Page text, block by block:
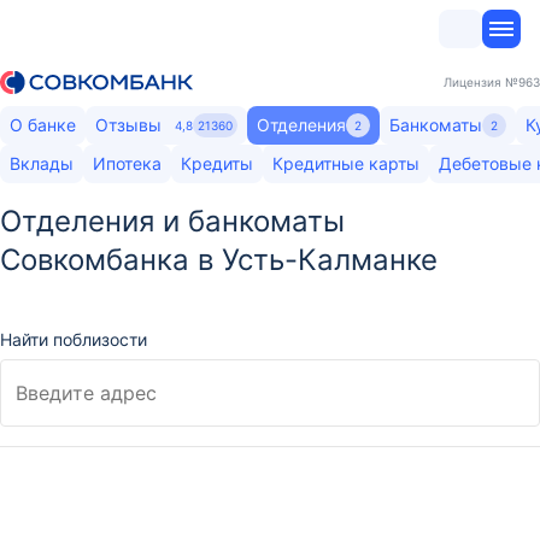
Лицензия №963
О банке Отзывы 4,8 21360 Отделения 2 Банкоматы 2
Вклады
Ипотека Кредиты Кредитные карты Дебетовые
Отделения и банкоматы
Совкомбанка в Усть-Калманке
Найти поблизости